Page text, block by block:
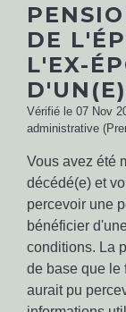
DE
L'EX-
Vérifié le 07 Nov
administrative
Vous avez été
décédé(e) et
percevoir une
bénéficier
conditions. La
de base que le
aurait pu